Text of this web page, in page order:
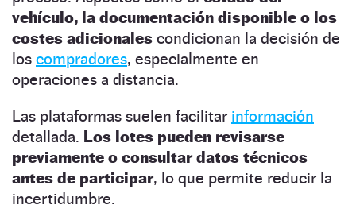
vehículo, la documentación disponible o los
costes adicionales condicionan la decisión de
los compradores, especialmente en
operaciones a distancia.
Las plataformas suelen facilitar información
detallada. Los lotes pueden revisarse
previamente o consultar datos técnicos
antes de participar, lo que permite reducir la
incertidumbre.